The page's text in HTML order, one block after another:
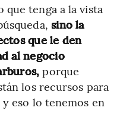
tenga a la vista
sino la
que le den
al negocio
porque
los recursos para
eso lo tenemos en